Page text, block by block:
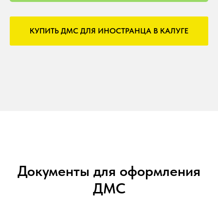
КУПИТЬ ДМС ДЛЯ ИНОСТРАНЦА В КАЛУГЕ
Документы для оформления
ДМС